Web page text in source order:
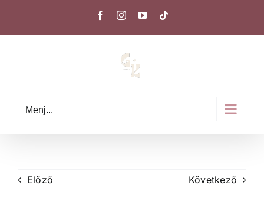
FacebookInstagramYouTube
Menj...
Előző Következő